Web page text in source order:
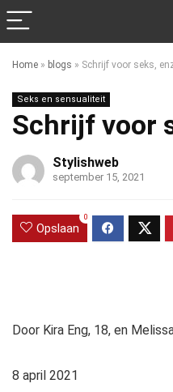
Home » blogs » Schrijf voor seks,
Seks en sensualiteit
Schrijf voor
Stylishweb
september 15, 2021
Opslaan
0
Door Kira Eng, 18, en
8 april 2021